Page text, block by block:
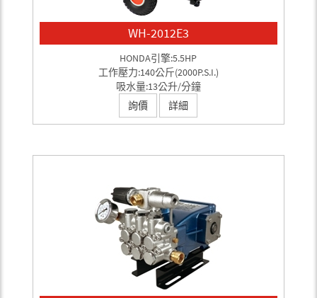
WH-2012E3
HONDA引擎:5.5HP
工作壓力:140公斤(2000P.S.I.)
吸水量:13公升/分鐘
詢價
詳細